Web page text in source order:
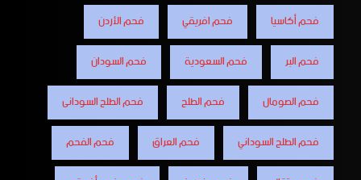
فحم أكاسيا
فحم افريقي
فحم الأردن
فحم البر
فحم السعودية
فحم السودان
فحم الصومال
فحم الطلح
فحم الطلح السودانى
فحم الطلح السوداني
فحم العراق
فحم الفحم